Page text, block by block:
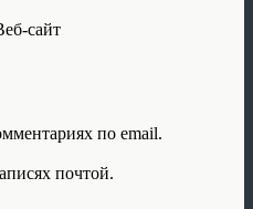
сайт
по email.
почтой.